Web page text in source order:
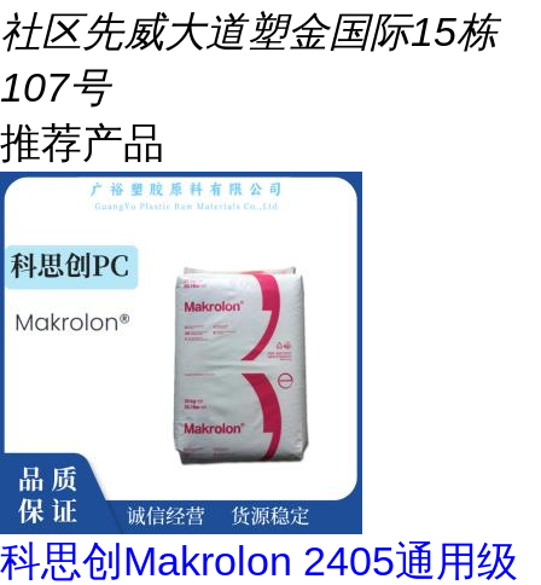
社区先威大道塑金国际15栋
107号
推荐产品
科思创Makrolon 2405通用级